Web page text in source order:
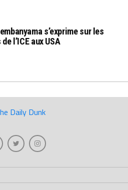
s’exprime sur les
l’ICE aux USA